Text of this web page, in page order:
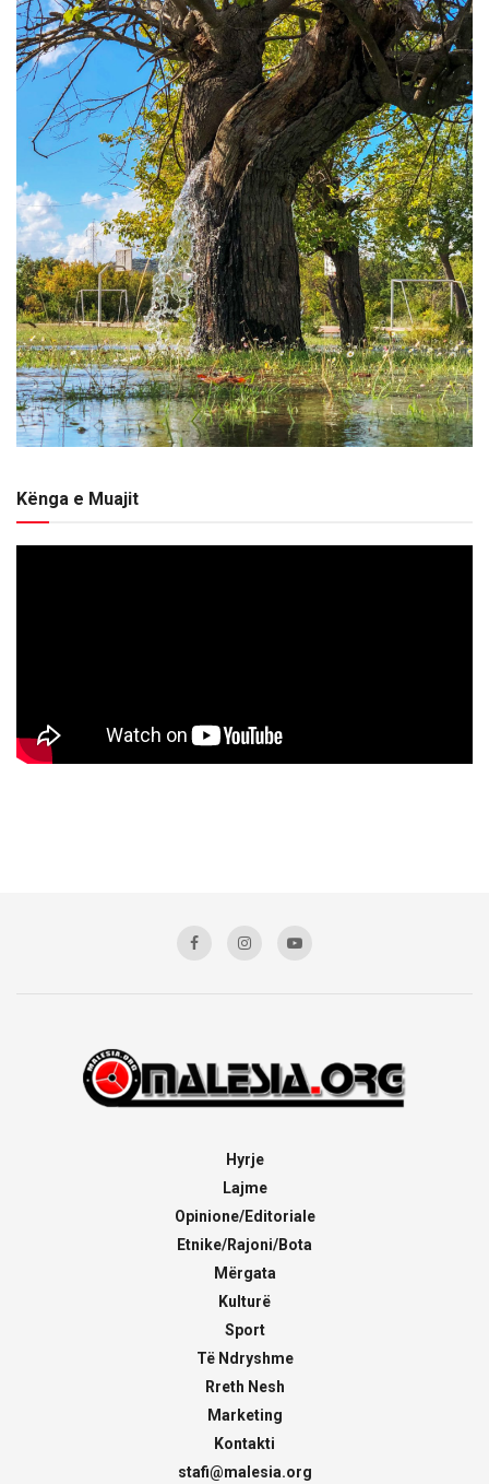
Kënga e Muajit
Hyrje
Lajme
Opinione/Editoriale
Etnike/Rajoni/Bota
Mërgata
Kulturë
Sport
Të Ndryshme
Rreth Nesh
Marketing
Kontakti
stafi@malesia.org